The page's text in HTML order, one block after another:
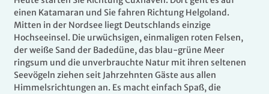
einen Katamaran und Sie fahren Richtung Helgoland.
Mitten in der Nordsee liegt Deutschlands einzige
Hochseeinsel. Die urwüchsigen, einmaligen roten Felsen,
der weiße Sand der Badedüne, das blau-grüne Meer
ringsum und die unverbrauchte Natur mit ihren seltenen
Seevögeln ziehen seit Jahrzehnten Gäste aus allen
Himmelsrichtungen an. Es macht einfach Spaß, die